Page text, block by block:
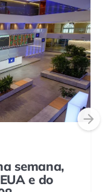
semana,
e do